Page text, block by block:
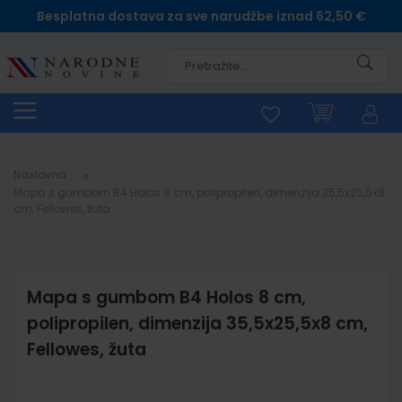
Besplatna dostava za sve narudžbe iznad 62,50 €
Naslovna
Mapa s gumbom B4 Holos 8 cm,
polipropilen, dimenzija 35,5x25,5x8 cm,
Fellowes, žuta